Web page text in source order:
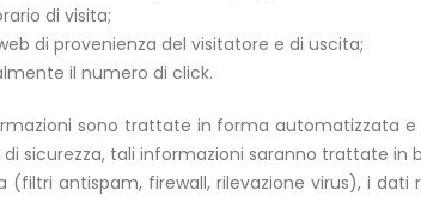
di visita;
di provenienza del visitatore e di uscita;
il numero di click.
sono trattate in forma automatizzata
sicurezza, tali informazioni saranno trattate in
(filtri antispam, firewall, rilevazione virus), i